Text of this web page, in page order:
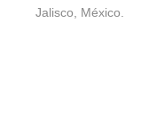
Jalisco, México.